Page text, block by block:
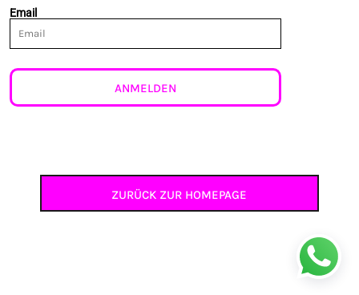
Email
ANMELDEN
ZURÜCK ZUR HOMEPAGE